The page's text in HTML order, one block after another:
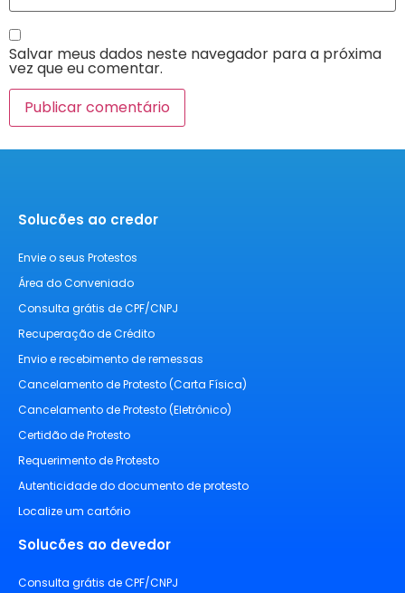
Salvar meus dados neste navegador para a próxima
vez que eu comentar.
Solucões ao credor
Envie o seus Protestos
Área do Conveniado
Consulta grátis de CPF/CNPJ
Recuperação de Crédito
Envio e recebimento de remessas
Cancelamento de Protesto (Carta Física)
Cancelamento de Protesto (Eletrônico)
Certidão de Protesto
Requerimento de Protesto
Autenticidade do documento de protesto
Localize um cartório
Solucões ao devedor
Consulta grátis de CPF/CNPJ